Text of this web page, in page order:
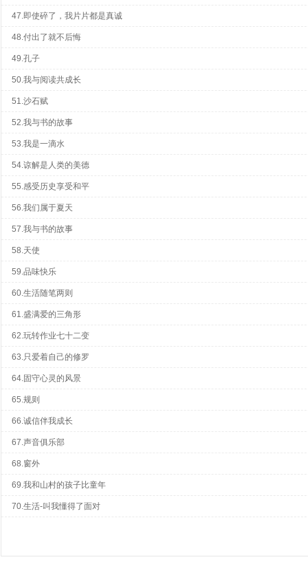
47.即使碎了，我片片都是真诚
48.付出了就不后悔
49.孔子
50.我与阅读共成长
51.沙石赋
52.我与书的故事
53.我是一滴水
54.谅解是人类的美德
55.感受历史享受和平
56.我们属于夏天
57.我与书的故事
58.天使
59.品味快乐
60.生活随笔两则
61.盛满爱的三角形
62.玩转作业七十二变
63.只爱着自己的修罗
64.固守心灵的风景
65.规则
66.诚信伴我成长
67.声音俱乐部
68.窗外
69.我和山村的孩子比童年
70.生活-叫我懂得了面对